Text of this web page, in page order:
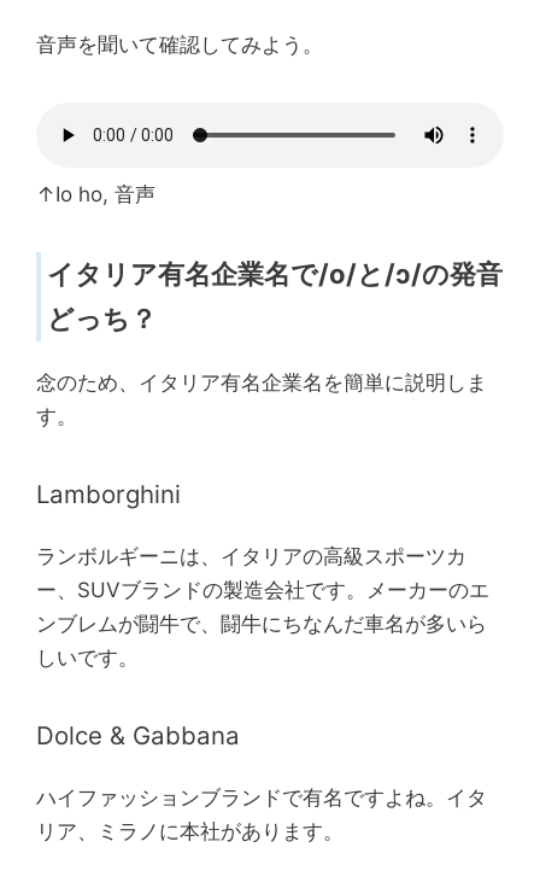
音声を聞いて確認してみよう。
↑Io ho, 音声
イタリア有名企業名で/o/と/ɔ/の発音
どっち？
念のため、イタリア有名企業名を簡単に説明しま
す。
Lamborghini
ランボルギーニは、イタリアの高級スポーツカ
ー、SUVブランドの製造会社です。メーカーのエ
ンブレムが闘牛で、闘牛にちなんだ車名が多いら
しいです。
Dolce & Gabbana
ハイファッションブランドで有名ですよね。イタ
リア、ミラノに本社があります。